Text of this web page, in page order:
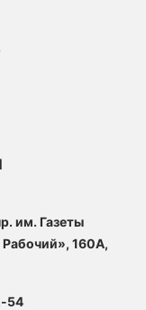
им. Газеты
160А,
54